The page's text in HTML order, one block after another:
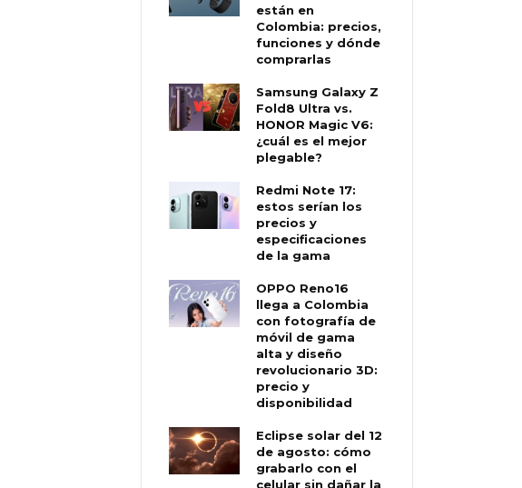
están en
Colombia: precios,
funciones y dónde
comprarlas
Samsung Galaxy Z
Fold8 Ultra vs.
HONOR Magic V6:
¿cuál es el mejor
plegable?
Redmi Note 17:
estos serían los
precios y
especificaciones
de la gama
OPPO Reno16
llega a Colombia
con fotografía de
móvil de gama
alta y diseño
revolucionario 3D:
precio y
disponibilidad
Eclipse solar del 12
de agosto: cómo
grabarlo con el
celular sin dañar la